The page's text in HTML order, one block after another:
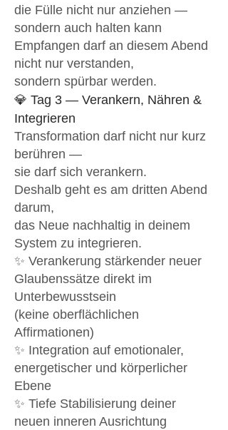
die Fülle nicht nur anziehen —
sondern auch halten kann
Empfangen darf an diesem Abend
nicht nur verstanden,
sondern spürbar werden.
💎 Tag 3 — Verankern, Nähren &
Integrieren
Transformation darf nicht nur kurz
berühren —
sie darf sich verankern.
Deshalb geht es am dritten Abend
darum,
das Neue nachhaltig in deinem
System zu integrieren.
✨ Verankerung stärkender neuer
Glaubenssätze direkt im
Unterbewusstsein
(keine oberflächlichen
Affirmationen)
✨ Integration auf emotionaler,
energetischer und körperlicher
Ebene
✨ Tiefe Stabilisierung deiner
neuen inneren Ausrichtung